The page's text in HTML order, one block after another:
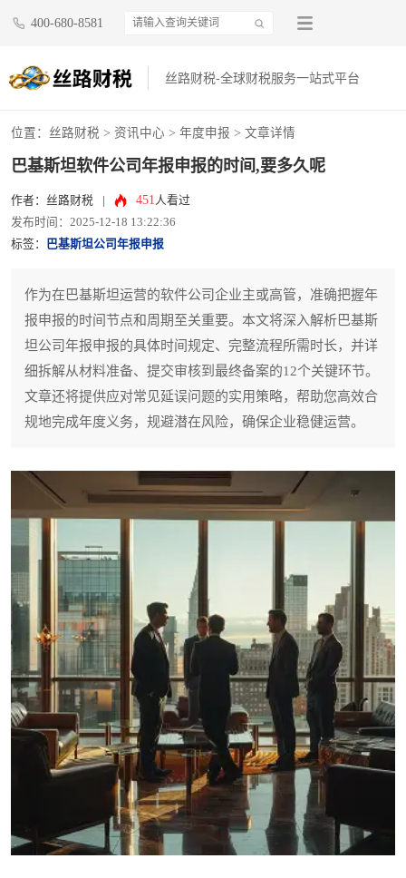
400-680-8581
丝路财税-全球财税服务一站式平台
位置： 丝路财税 > 资讯中心 > 年度申报 > 文章详情
巴基斯坦软件公司年报申报的时间,要多久呢
作者：丝路财税 451人看过
发布时间：2025-12-18 13:22:36
标签：
巴基斯坦公司年报申报
作为在巴基斯坦运营的软件公司企业主或高管，准确把握年
报申报的时间节点和周期至关重要。本文将深入解析巴基斯
坦公司年报申报的具体时间规定、完整流程所需时长，并详
细拆解从材料准备、提交审核到最终备案的12个关键环节。
文章还将提供应对常见延误问题的实用策略，帮助您高效合
规地完成年度义务，规避潜在风险，确保企业稳健运营。